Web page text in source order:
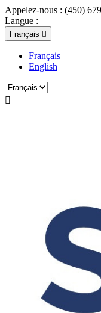
Appelez-nous : (450)
Langue :
Français 
Français
English
